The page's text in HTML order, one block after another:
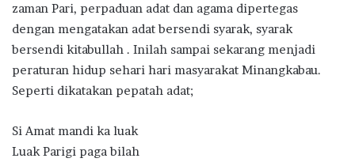
zaman Pari, perpaduan adat dan agama dipertegas
dengan mengatakan adat bersendi syarak, syarak
bersendi kitabullah . Inilah sampai sekarang menjadi
peraturan hidup sehari hari masyarakat Minangkabau.
Seperti dikatakan pepatah adat;
Si Amat mandi ka luak
Luak Parigi paga bilah